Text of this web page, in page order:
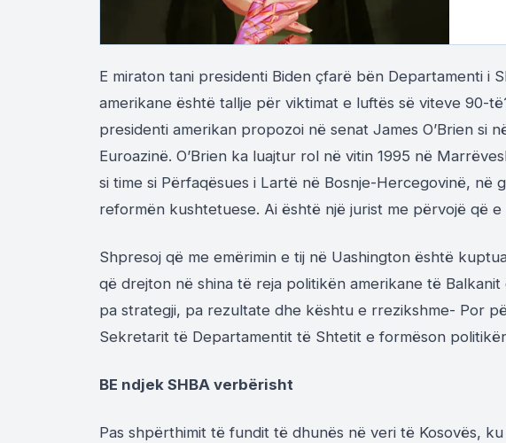
E miraton tani presidenti Biden çfarë bën Departamenti i
amerikane është tallje për viktimat e luftës së viteve 90-
presidenti amerikan propozoi në senat James O’Brien si
Euroazinë. O’Brien ka luajtur rol në vitin 1995 në
si time si Përfaqësues i Lartë në Bosnje-Hercegovinë,
reformën kushtetuese. Ai është një jurist me përvojë që
Shpresoj që me emërimin e tij në Uashington është
që drejton në shina të reja politikën amerikane të
pa strategji, pa rezultate dhe kështu e rrezikshme- Por
Sekretarit të Departamentit të Shtetit e formëson
BE ndjek SHBA verbërisht
Pas shpërthimit të fundit të dhunës në veri të Kosovës,